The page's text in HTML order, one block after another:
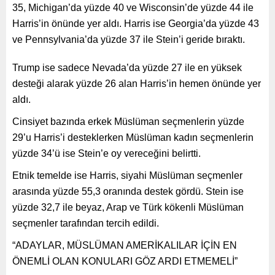
35, Michigan’da yüzde 40 ve Wisconsin’de yüzde 44 ile
Harris’in önünde yer aldı. Harris ise Georgia’da yüzde 43
ve Pennsylvania’da yüzde 37 ile Stein’i geride bıraktı.
Trump ise sadece Nevada’da yüzde 27 ile en yüksek
desteği alarak yüzde 26 alan Harris’in hemen önünde yer
aldı.
Cinsiyet bazında erkek Müslüman seçmenlerin yüzde
29’u Harris’i desteklerken Müslüman kadın seçmenlerin
yüzde 34’ü ise Stein’e oy vereceğini belirtti.
Etnik temelde ise Harris, siyahi Müslüman seçmenler
arasında yüzde 55,3 oranında destek gördü. Stein ise
yüzde 32,7 ile beyaz, Arap ve Türk kökenli Müslüman
seçmenler tarafından tercih edildi.
“ADAYLAR, MÜSLÜMAN AMERİKALILAR İÇİN EN
ÖNEMLİ OLAN KONULARI GÖZ ARDI ETMEMELİ”